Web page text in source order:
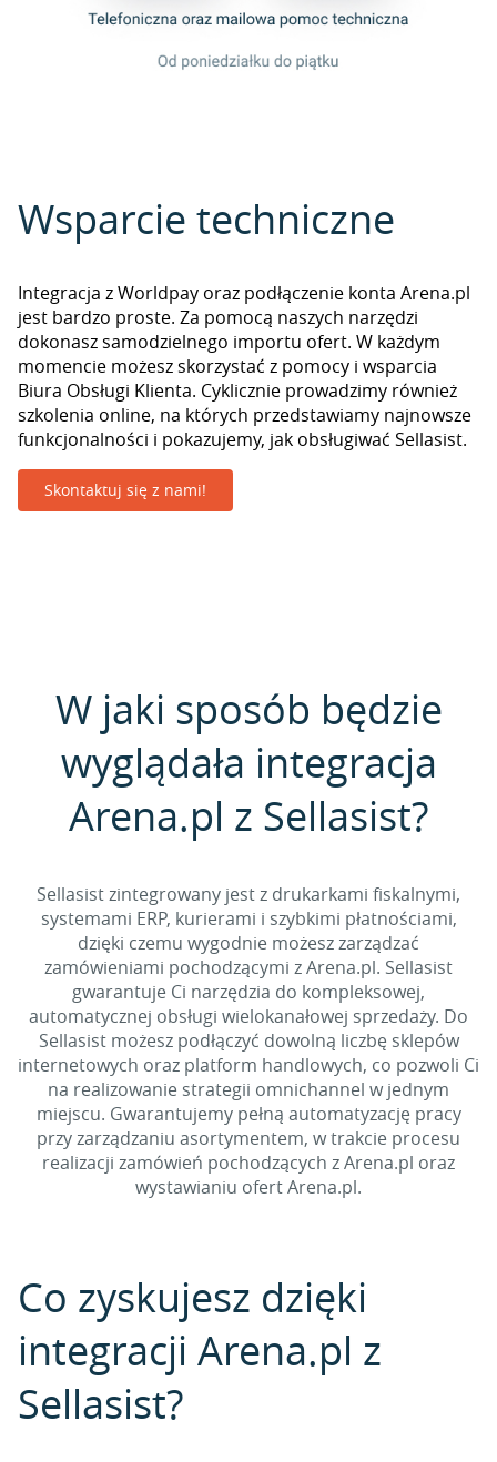
Wsparcie techniczne
Integracja z Worldpay oraz podłączenie konta Arena.pl
jest bardzo proste. Za pomocą naszych narzędzi
dokonasz samodzielnego importu ofert. W każdym
momencie możesz skorzystać z pomocy i wsparcia
Biura Obsługi Klienta. Cyklicznie prowadzimy również
szkolenia online, na których przedstawiamy najnowsze
funkcjonalności i pokazujemy, jak obsługiwać Sellasist.
Skontaktuj się z nami!
W jaki sposób będzie
wyglądała integracja
Arena.pl z Sellasist?
Sellasist zintegrowany jest z drukarkami fiskalnymi,
systemami ERP, kurierami i szybkimi płatnościami,
dzięki czemu wygodnie możesz zarządzać
zamówieniami pochodzącymi z Arena.pl. Sellasist
gwarantuje Ci narzędzia do kompleksowej,
automatycznej obsługi wielokanałowej sprzedaży. Do
Sellasist możesz podłączyć dowolną liczbę sklepów
internetowych oraz platform handlowych, co pozwoli Ci
na realizowanie strategii omnichannel w jednym
miejscu. Gwarantujemy pełną automatyzację pracy
przy zarządzaniu asortymentem, w trakcie procesu
realizacji zamówień pochodzących z Arena.pl oraz
wystawianiu ofert Arena.pl.
Co zyskujesz dzięki
integracji Arena.pl z
Sellasist?